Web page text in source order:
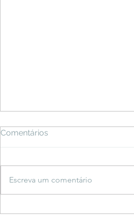
Comentários
Escreva um comentário